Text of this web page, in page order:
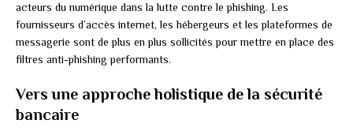
acteurs du numérique dans la lutte contre le phishing. Les
fournisseurs d’accès internet, les hébergeurs et les plateformes de
messagerie sont de plus en plus sollicités pour mettre en place des
filtres anti-phishing performants.
Vers une approche holistique de la sécurité
bancaire